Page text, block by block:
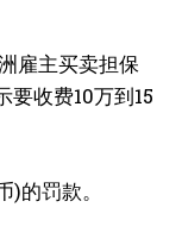
雇主买卖担保
收费10万到15
的罚款。